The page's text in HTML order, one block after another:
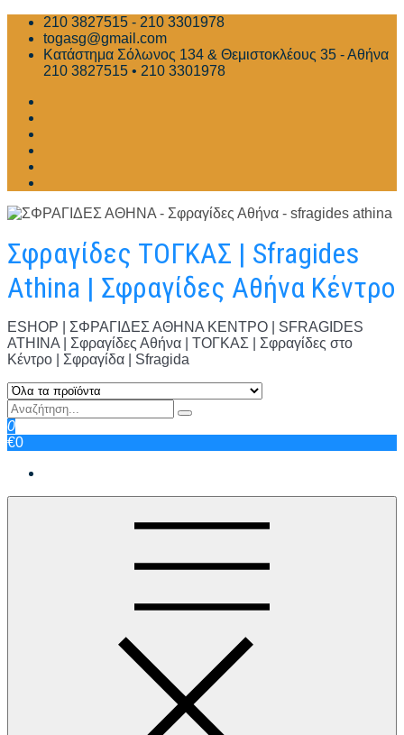
Skip
content
210 3827515 - 210 3301978
togasg@gmail.com
Κατάστημα Σόλωνος 134 & Θεμιστοκλέους 35 - Αθήνα
210 3827515 • 210 3301978
Σφραγίδες ΤΟΓΚΑΣ | Sfragides
Athina | Σφραγίδες Αθήνα Κέντρο
ESHOP | ΣΦΡΑΓΙΔΕΣ ΑΘΗΝΑ ΚΕΝΤΡΟ | SFRAGIDES
ATHINA | Σφραγίδες Αθήνα | ΤΟΓΚΑΣ | Σφραγίδες στο
Κέντρο | Σφραγίδα | Sfragida
0
€0